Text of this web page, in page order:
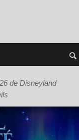
de Disneyland